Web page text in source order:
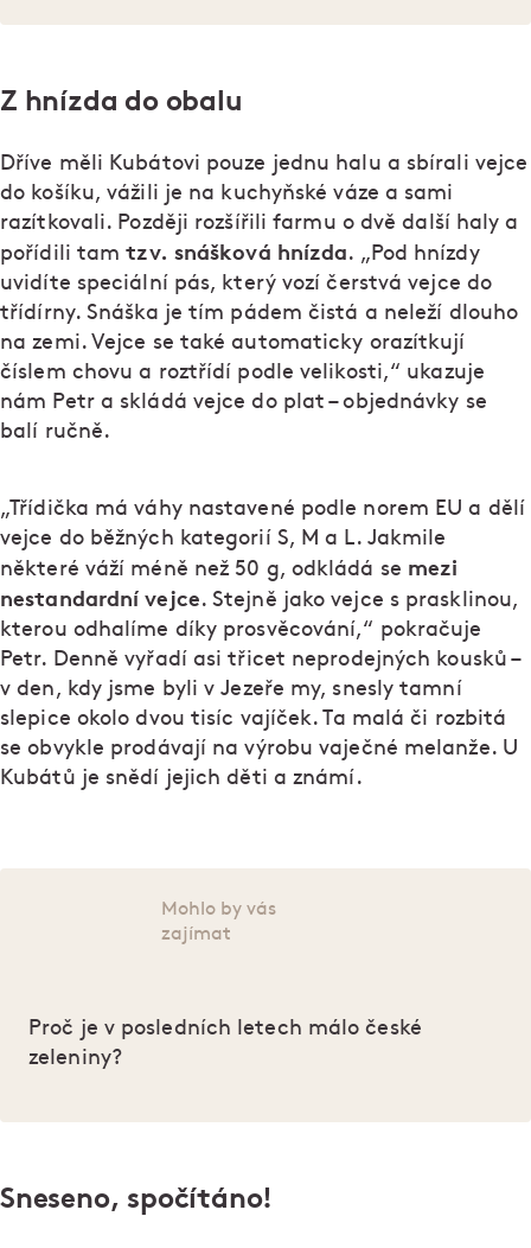
Z hnízda do obalu
Dříve měli Kubátovi pouze jednu halu a sbírali vejce
do košíku, vážili je na kuchyňské váze a sami
razítkovali. Později rozšířili farmu o dvě další haly a
pořídili tamtzv. snášková hnízda. „Pod hnízdy
uvidíte speciální pás, který vozí čerstvá vejce do
třídírny. Snáška je tím pádem čistá a neleží dlouho
na zemi. Vejce se také automaticky orazítkují
číslem chovu a roztřídí podle velikosti,“ ukazuje
nám Petr a skládá vejce do plat – objednávky se
balí ručně.
„Třídička má váhy nastavené podle norem EU a dělí
vejce do běžných kategorií S, M a L. Jakmile
některé váží méně než 50 g, odkládá se mezi
nestandardní vejce. Stejně jako vejce s prasklinou,
kterou odhalíme díky prosvěcování,“ pokračuje
Petr. Denně vyřadí asi třicet neprodejných kousků –
v den, kdy jsme byli v Jezeře my, snesly tamní
slepice okolo dvou tisíc vajíček. Ta malá či rozbitá
se obvykle prodávají na výrobu vaječné melanže. U
Kubátů je snědí jejich děti a známí.
Mohlo by vás
zajímat
Proč je v posledních letech málo české
zeleniny?
Sneseno, spočítáno!